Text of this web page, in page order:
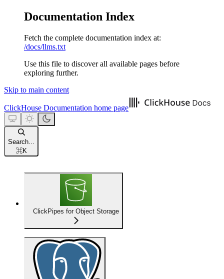
Documentation Index
Fetch the complete documentation index at:
/docs/llms.txt
Use this file to discover all available pages before
exploring further.
Skip to main content
ClickHouse Documentation home page
Search...
⌘K
ClickPipes for Object Storage